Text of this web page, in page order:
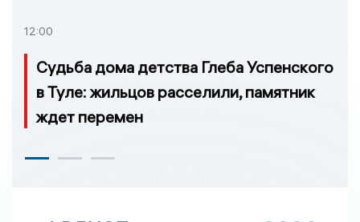
12:00
Судьба дома детства Глеба Успенского
в Туле: жильцов расселили, памятник
ждет перемен